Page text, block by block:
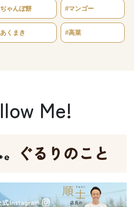
ゃんぼ餅 #マンゴー
くまき #高菜
Me!